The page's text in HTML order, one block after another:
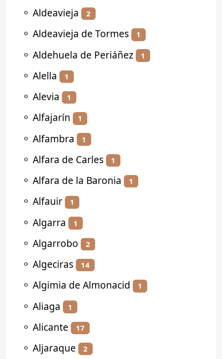
⚬ Aldeavieja 2
⚬ Aldeavieja de Tormes 1
⚬ Aldehuela de Periáñez 1
⚬ Alella 1
⚬ Alevia 1
⚬ Alfajarín 1
⚬ Alfambra 1
⚬ Alfara de Carles 1
⚬ Alfara de la Baronia 1
⚬ Alfauir 1
⚬ Algarra 1
⚬ Algarrobo 2
⚬ Algeciras 14
⚬ Algimia de Almonacid 1
⚬ Aliaga 1
⚬ Alicante 17
⚬ Aljaraque 2